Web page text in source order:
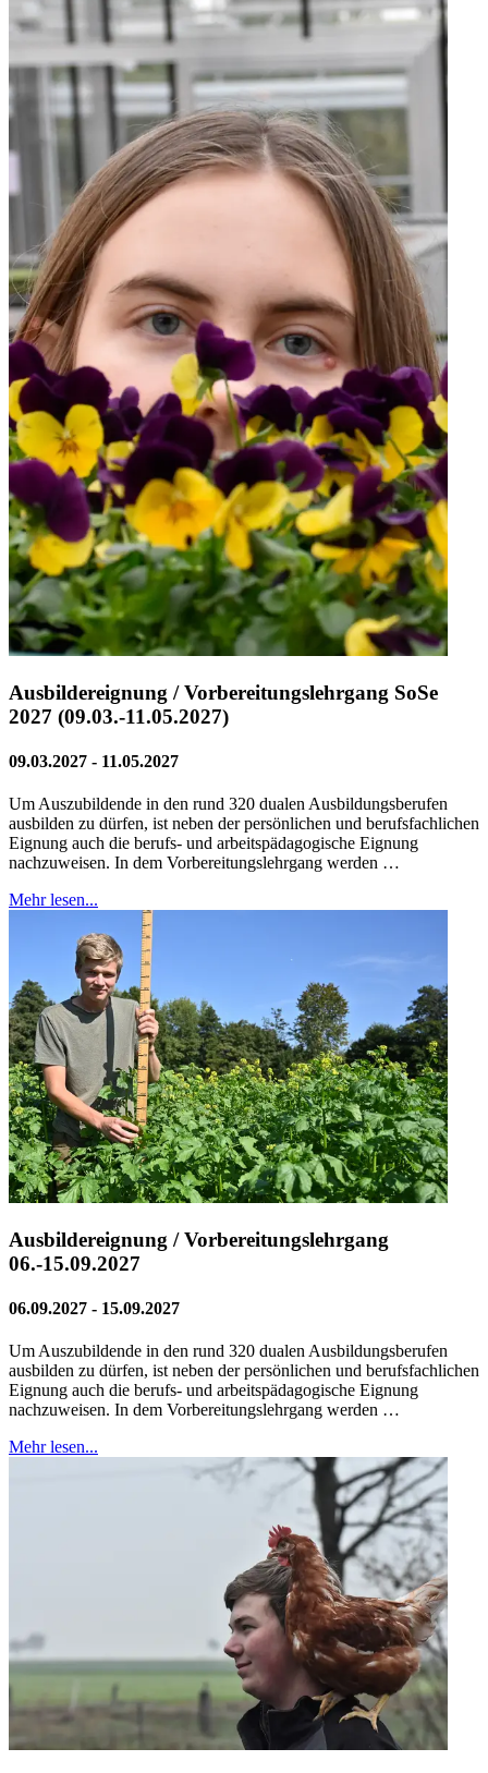
Ausbildereignung / Vorbereitungslehrgang SoSe
2027 (09.03.-11.05.2027)
09.03.2027 - 11.05.2027
Um Auszubildende in den rund 320 dualen Ausbildungsberufen
ausbilden zu dürfen, ist neben der persönlichen und berufsfachlichen
Eignung auch die berufs- und arbeitspädagogische Eignung
nachzuweisen. In dem Vorbereitungslehrgang werden …
Mehr lesen...
Ausbildereignung / Vorbereitungslehrgang
06.-15.09.2027
06.09.2027 - 15.09.2027
Um Auszubildende in den rund 320 dualen Ausbildungsberufen
ausbilden zu dürfen, ist neben der persönlichen und berufsfachlichen
Eignung auch die berufs- und arbeitspädagogische Eignung
nachzuweisen. In dem Vorbereitungslehrgang werden …
Mehr lesen...